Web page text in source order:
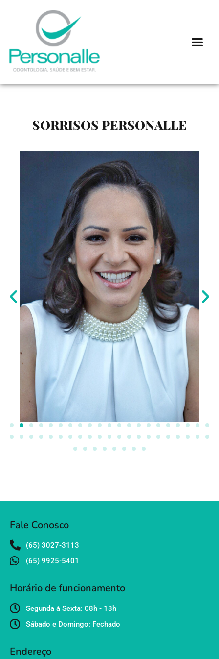
SORRISOS PERSONALLE
Fale Conosco
(65) 3027-3113
(65) 9925-5401
Horário de funcionamento
Segunda à Sexta: 08h - 18h
Sábado e Domingo: Fechado
Endereço